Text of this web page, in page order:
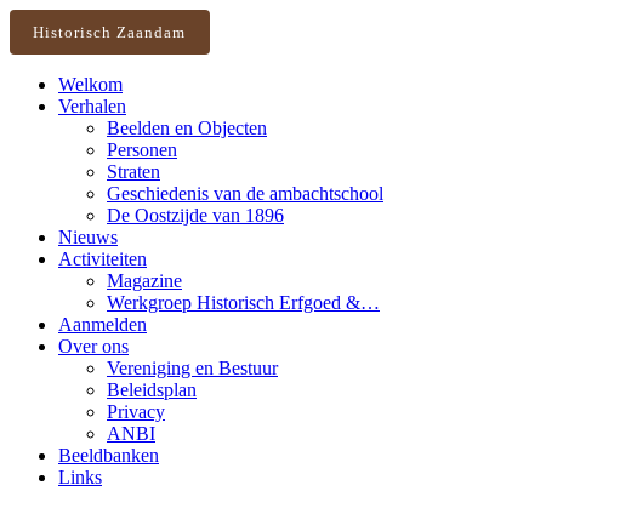
Historisch Zaandam
Welkom
Verhalen
Beelden en Objecten
Personen
Straten
Geschiedenis van de ambachtschool
De Oostzijde van 1896
Nieuws
Activiteiten
Magazine
Werkgroep Historisch Erfgoed &…
Aanmelden
Over ons
Vereniging en Bestuur
Beleidsplan
Privacy
ANBI
Beeldbanken
Links